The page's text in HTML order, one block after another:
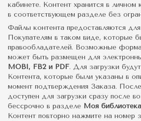
кабинете. Контент хранится в личном
в соответствующем разделе без
Файлы контента предоставляются для
Покупателям в таком виде, которые
правообладателей. Возможные
может быть размещен для
MOBI, FB2 и PDF. Для загрузки
Контента, которые были указаны в
момент подтверждения Заказа.
доступен для загрузки сразу после
бессрочно в разделе Моя библиотека
Контент повторно нажмите на номер